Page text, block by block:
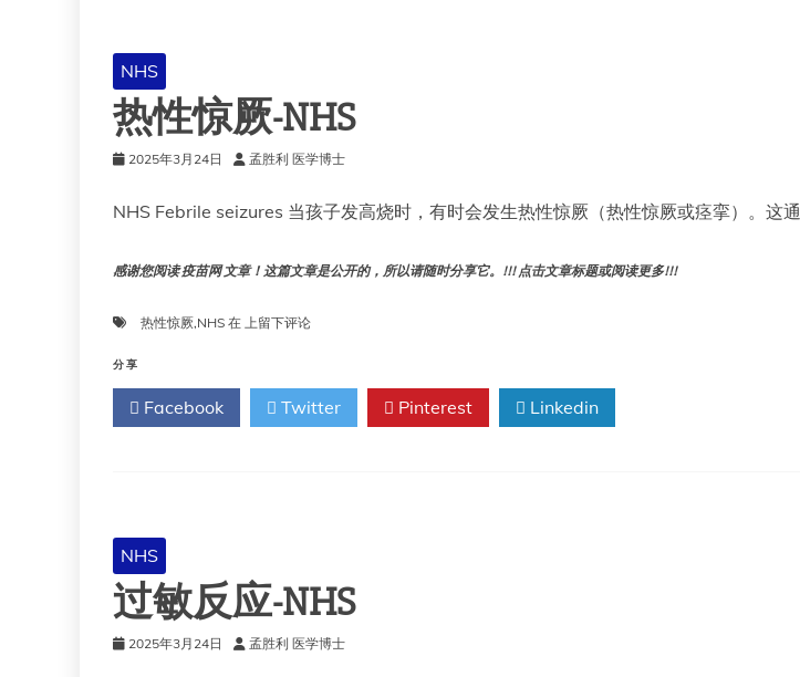
风
险
体
至
成
NHS
热性惊厥-NHS
2025年3月24日 孟胜利 医学博士
NHS Febrile seizures 当孩子发高烧时，有时会发生热性惊厥（热性惊厥或痉挛）。这通
感谢您阅读 疫苗网 文章！这篇文章是公开的，所以请随时分享它。!!! 点击文章标题或阅读更多!!!
热性惊厥,NHS 在 热
厥-
NHS
上留下评论
分享
Facebook Twitter Pinterest Linkedin
NHS
过敏反应-NHS
2025年3月24日 孟胜利 医学博士